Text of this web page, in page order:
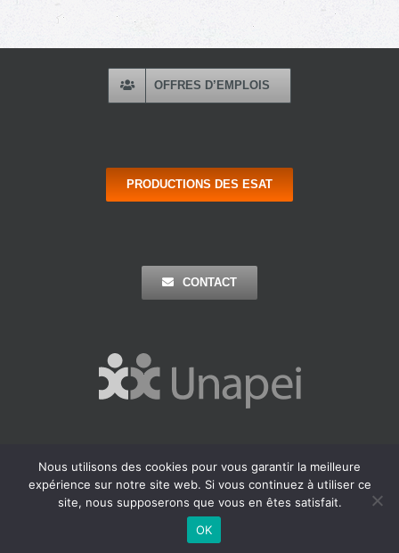
OFFRES D’EMPLOIS
PRODUCTIONS DES ESAT
CONTACT
Copyright 2016 Apei Ouest 44 | Tous Droits Réservés |Mentions
Légales| Réalisation : Agence Outremer
Facebook
Nous utilisons des cookies pour vous garantir la meilleure
expérience sur notre site web. Si vous continuez à utiliser ce
site, nous supposerons que vous en êtes satisfait.
OK